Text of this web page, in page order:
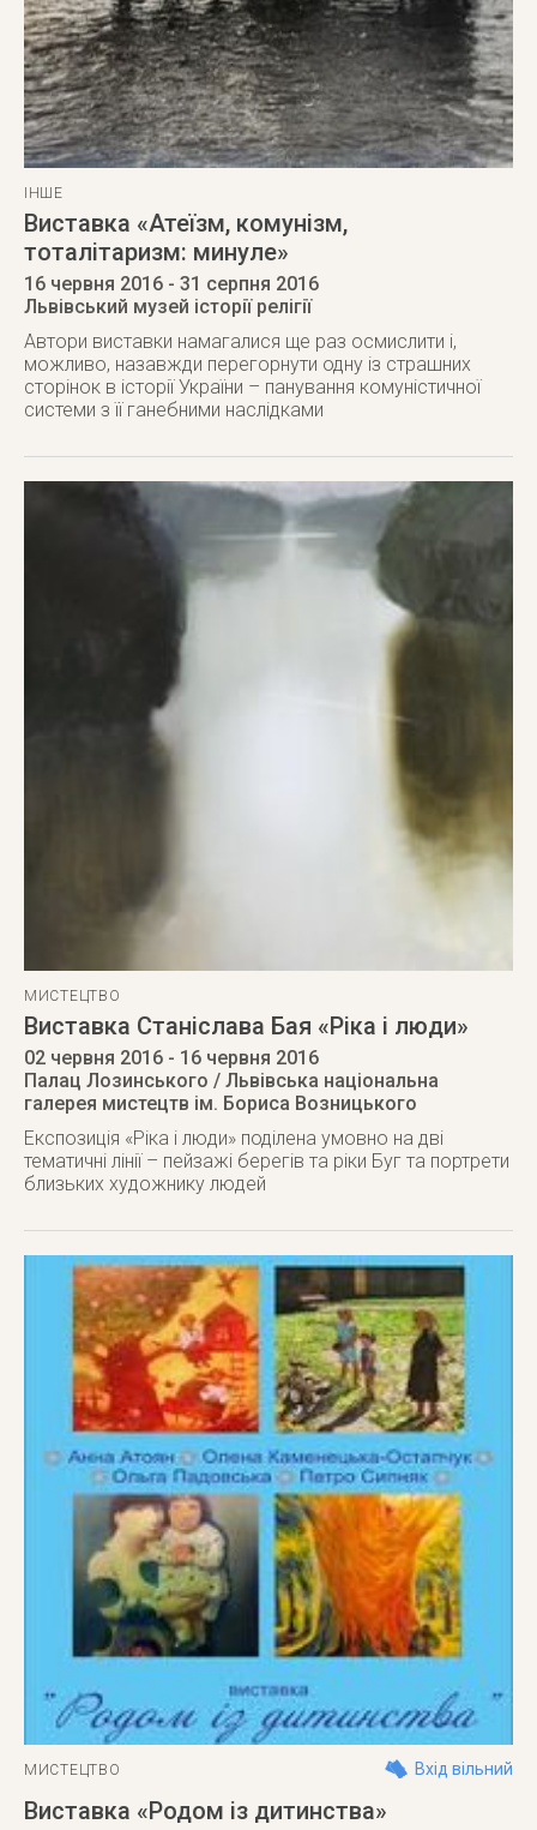
ІНШЕ
Виставка «Атеїзм, комунізм,
тоталітаризм: минуле»
16 червня 2016 - 31 серпня 2016
Львівський музей історії релігії
Автори виставки намагалися ще раз осмислити і,
можливо, назавжди перегорнути одну із страшних
сторінок в історії України – панування комуністичної
системи з її ганебними наслідками
МИСТЕЦТВО
Виставка Станіслава Бая «Ріка і люди»
02 червня 2016 - 16 червня 2016
Палац Лозинського / Львівська національна
галерея мистецтв ім. Бориса Возницького
Експозиція «Ріка і люди» поділена умовно на дві
тематичні лінії – пейзажі берегів та ріки Буг та портрети
близьких художнику людей
МИСТЕЦТВО Вхід вільний
Виставка «Родом із дитинства»